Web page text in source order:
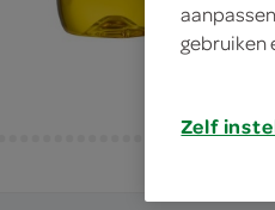
gebruiken
Zelf